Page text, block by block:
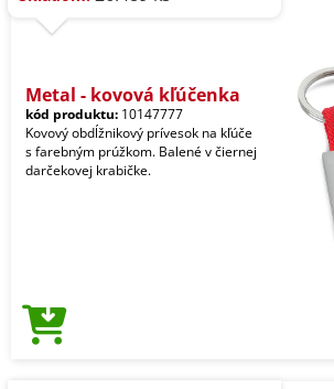
Metal - kovová kľúčenka
kód produktu: 10147777
Kovový obdĺžnikový prívesok na kľúče
s farebným prúžkom. Balené v čiernej
darčekovej krabičke.